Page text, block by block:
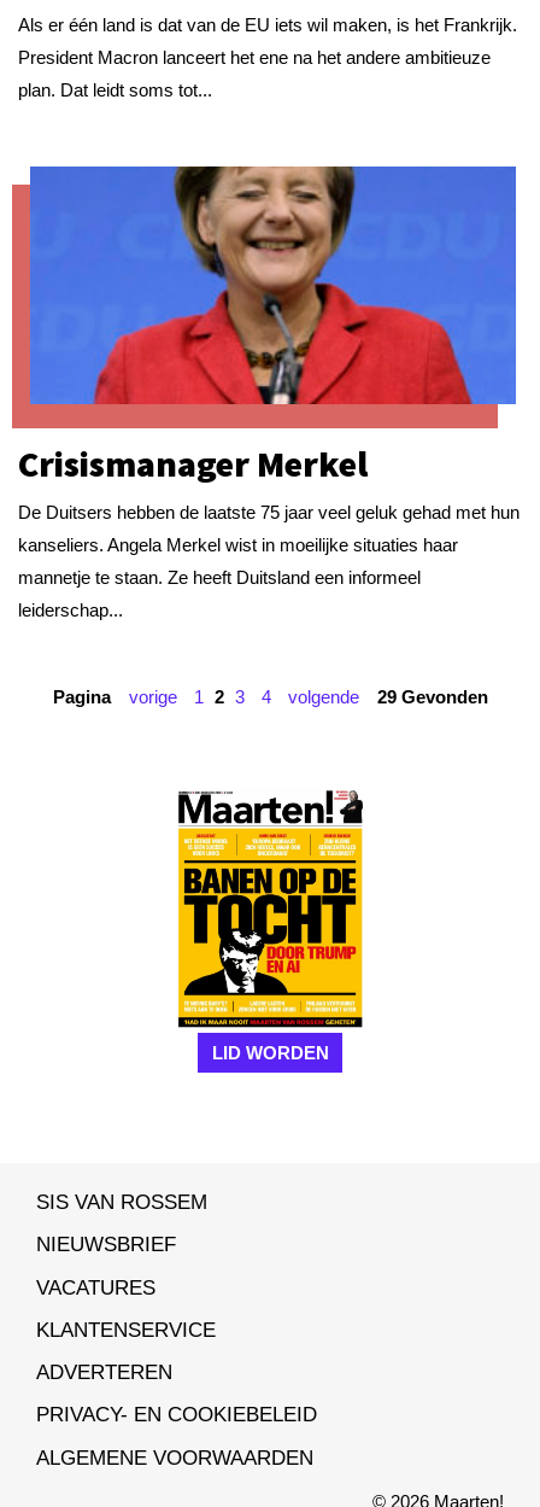
Als er één land is dat van de EU iets wil maken, is het Frankrijk.
President Macron lanceert het ene na het andere ambitieuze
plan. Dat leidt soms tot...
Crisismanager Merkel
De Duitsers hebben de laatste 75 jaar veel geluk gehad met hun
kanseliers. Angela Merkel wist in moeilijke situaties haar
mannetje te staan. Ze heeft Duitsland een informeel
leiderschap...
Pagina vorige 1 2 3 4 volgende 29 Gevonden
LID WORDEN
SIS VAN ROSSEM
NIEUWSBRIEF
VACATURES
KLANTENSERVICE
ADVERTEREN
PRIVACY- EN COOKIEBELEID
ALGEMENE VOORWAARDEN
© 2026 Maarten!